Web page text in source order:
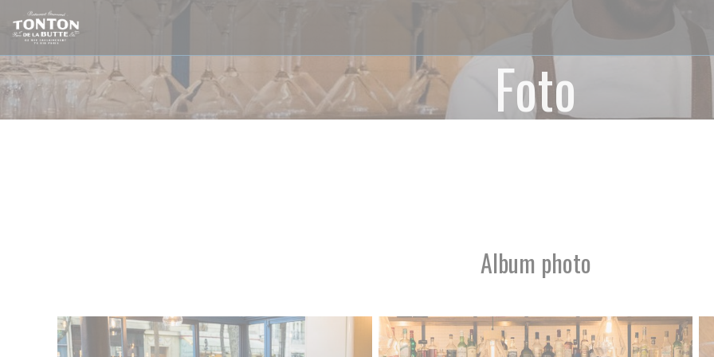
Personalizzazione delle tue scelte sui cookie
Foto
Album photo